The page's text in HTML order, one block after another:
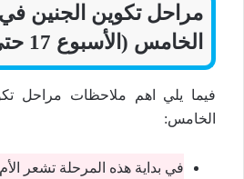
مراحل تكوين الجنين
الخامس (الأسبوع 17 حتى الأسبوع 20)
فيما يلي اهم ملاحظات مراحل
الخامس:
في بداية هذه المرحلة تشعر